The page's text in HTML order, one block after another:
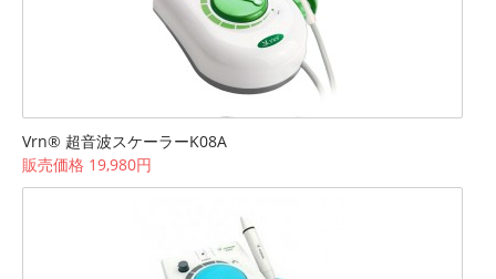
Vrn® 超音波スケーラーK08A
販売価格 19,980円